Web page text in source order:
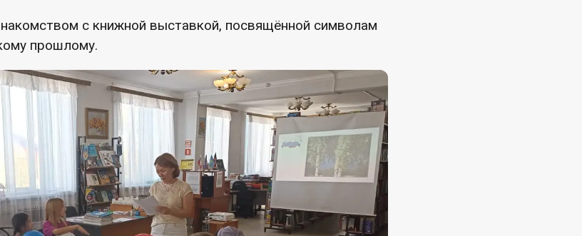
с книжной выставкой, посвящённой символам
прошлому.